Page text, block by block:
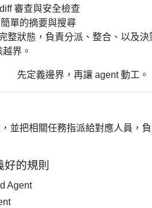
審查與安全檢查
的摘要與搜尋
整狀態，負責分派、整合、以及
界。
先定義邊界，再讓 agent 動工。
並把相關任務指派給對應人員，
的規則
Agent